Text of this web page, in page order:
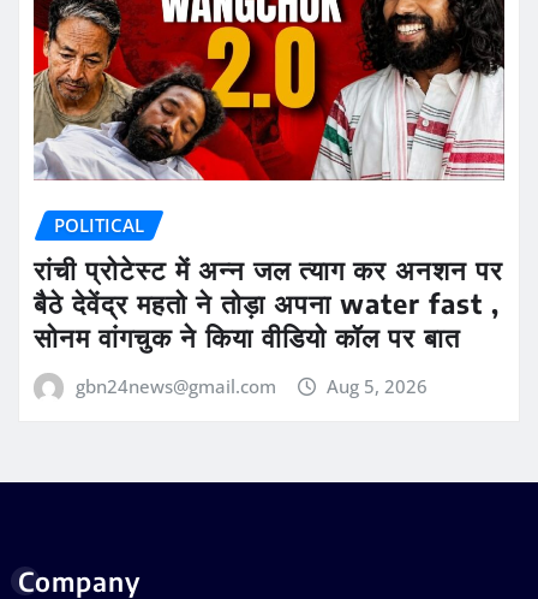
POLITICAL
रांची प्रोटेस्ट में अन्न जल त्याग कर अनशन पर
बैठे देवेंद्र महतो ने तोड़ा अपना water fast ,
सोनम वांगचुक ने किया वीडियो कॉल पर बात
gbn24news@gmail.com Aug 5, 2026
Company